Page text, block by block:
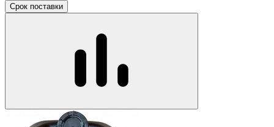
Срок поставки